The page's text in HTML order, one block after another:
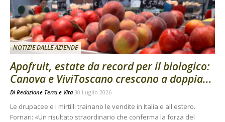
NOTIZIE DALLE AZIENDE
Apofruit, estate da record per il biologico:
Canova e ViviToscano crescono a doppia...
Di Redazione Terra e Vita 30 Luglio 2026
Le drupacee e i mirtilli trainano le vendite in Italia e all'estero.
Fornari: «Un risultato straordinario che conferma la forza del